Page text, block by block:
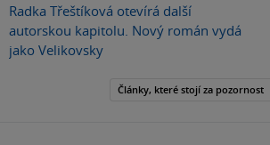
Radka Třeštíková otevírá další
autorskou kapitolu. Nový román vydá
jako Velikovsky
Články, které stojí za pozornost